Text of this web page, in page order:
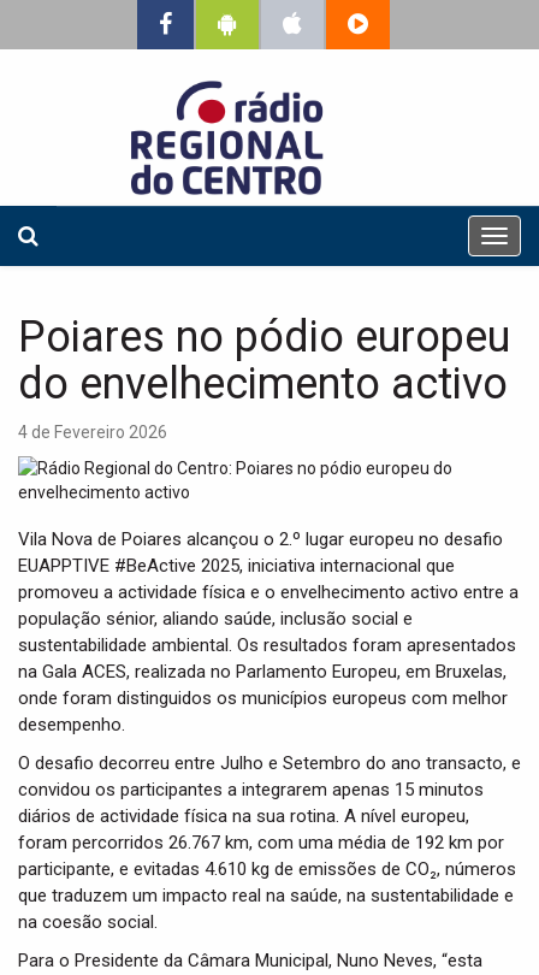
T
o
l
n
t
o
Poiares no pódio europeu
do envelhecimento activo
4 de Fevereiro 2026
Vila Nova de Poiares alcançou o 2.º lugar europeu no desafio
EUAPPTIVE #BeActive 2025, iniciativa internacional que
promoveu a actividade física e o envelhecimento activo entre a
população sénior, aliando saúde, inclusão social e
sustentabilidade ambiental. Os resultados foram apresentados
na Gala ACES, realizada no Parlamento Europeu, em Bruxelas,
onde foram distinguidos os municípios europeus com melhor
desempenho.
O desafio decorreu entre Julho e Setembro do ano transacto, e
convidou os participantes a integrarem apenas 15 minutos
diários de actividade física na sua rotina. A nível europeu,
foram percorridos 26.767 km, com uma média de 192 km por
participante, e evitadas 4.610 kg de emissões de CO₂, números
que traduzem um impacto real na saúde, na sustentabilidade e
na coesão social.
Para o Presidente da Câmara Municipal, Nuno Neves, “esta